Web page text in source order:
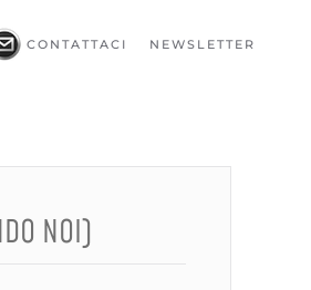
CONTATTACI NEWSLETTER
NOI)